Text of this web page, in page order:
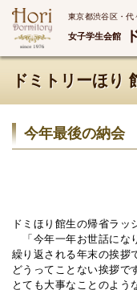
東京都渋谷区・代
女子学生会館
ドミトリーほり
今年最後の納会
ドミほり館生の帰省ラッ
「今年一年お世話にな
繰り返される年末の挨拶
どうってことない挨拶で
とても大事なことのよう